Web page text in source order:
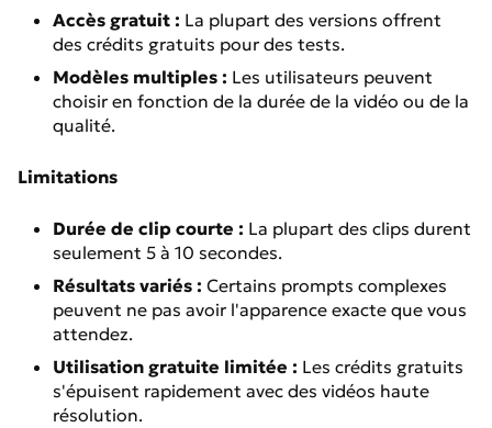
Accès gratuit : La plupart des versions offrent
des crédits gratuits pour des tests.
Modèles multiples : Les utilisateurs peuvent
choisir en fonction de la durée de la vidéo ou de la
qualité.
Limitations
Durée de clip courte : La plupart des clips durent
seulement 5 à 10 secondes.
Résultats variés : Certains prompts complexes
peuvent ne pas avoir l'apparence exacte que vous
attendez.
Utilisation gratuite limitée : Les crédits gratuits
s'épuisent rapidement avec des vidéos haute
résolution.